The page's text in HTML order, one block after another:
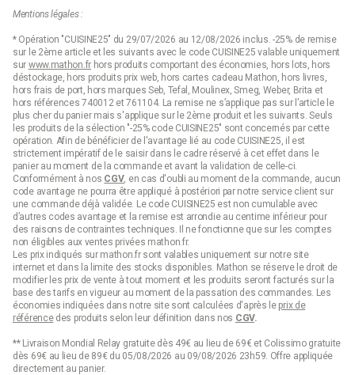
Mentions légales :
* Opération "CUISINE25" du 29/07/2026 au 12/08/2026 inclus. -25% de remise
sur le 2ème article et les suivants avec le code CUISINE25 valable uniquement
sur www.mathon.frhors produits comportant des économies, hors lots, hors
déstockage, hors produits prix web, hors cartes cadeau Mathon, hors livres,
hors frais de port, hors marques Seb, Tefal, Moulinex, Smeg, Weber, Brita et
hors références 740012 et 761104. La remise ne s’applique pas sur l’article le
plus cher du panier mais s'applique sur le 2ème produit et les suivants. Seuls
les produits de la sélection "-25% code CUISINE25" sont concernés par cette
opération. Afin de bénéficier de l'avantage lié au code CUISINE25, il est
strictement impératif de le saisir dans le cadre réservé à cet effet dans le
panier au moment de la commande et avant la validation de celle-ci.
Conformément à nos CGV, en cas d'oubli au moment de la commande, aucun
code avantage ne pourra être appliqué à postériori par notre service client sur
une commande déjà validée. Le code CUISINE25 est non cumulable avec
d’autres codes avantage et la remise est arrondie au centime inférieur pour
des raisons de contraintes techniques. Il ne fonctionne que sur les comptes
non éligibles aux ventes privées mathon.fr.
Les prix indiqués sur mathon.fr sont valables uniquement sur notre site
internet et dans la limite des stocks disponibles. Mathon se réserve le droit de
modifier les prix de vente à tout moment et les produits seront facturés sur la
base des tarifs en vigueur au moment de la passation des commandes. Les
économies indiquées dans notre site sont calculées d'après le prix de
référencedes produits selon leur définition dans nos CGV.
** Livraison Mondial Relay gratuite dès 49€ au lieu de 69€ et Colissimo gratuite
dès 69€ au lieu de 89€ du 05/08/2026 au 09/08/2026 23h59. Offre appliquée
directement au panier.